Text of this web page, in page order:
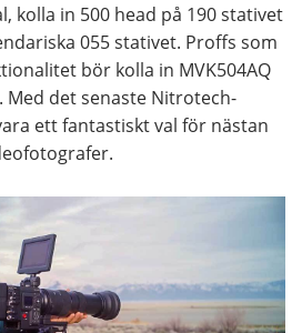
kolla in 500 head på 190 stativet
055 stativet. Proffs som
bör kolla in MVK504AQ
Med det senaste Nitrotech-
ett fantastiskt val för nästan